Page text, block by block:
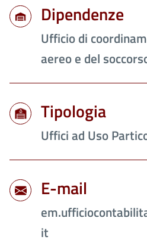
Dipendenze
Ufficio di
aereo e del
Tipologia
Uffici ad Uso
E-mail
it